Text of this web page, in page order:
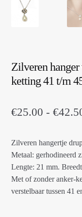
Zilveren
ketting 41 t/m
€25.00 - €
Zilveren hangertje
Metaal: gerhodineerd
Lengte: 21 mm.
Met of zonder anker-
verstelbaar tussen 41